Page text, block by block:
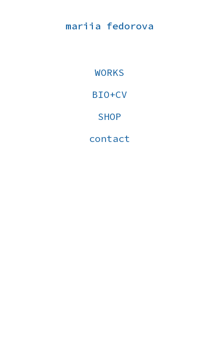
mariia fedorova
WORKS
BIO+CV
SHOP
contact